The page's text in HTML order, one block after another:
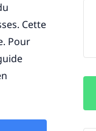
Cette
Pour